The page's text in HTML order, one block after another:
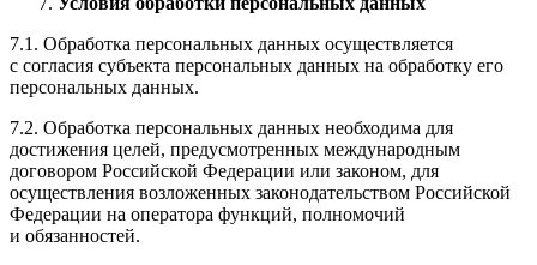
7.1. Обработка персональных данных осуществляется
с согласия субъекта персональных данных на обработку его
персональных данных.
7.2. Обработка персональных данных необходима для
достижения целей, предусмотренных международным
договором Российской Федерации или законом, для
осуществления возложенных законодательством Российской
Федерации на оператора функций, полномочий
и обязанностей.